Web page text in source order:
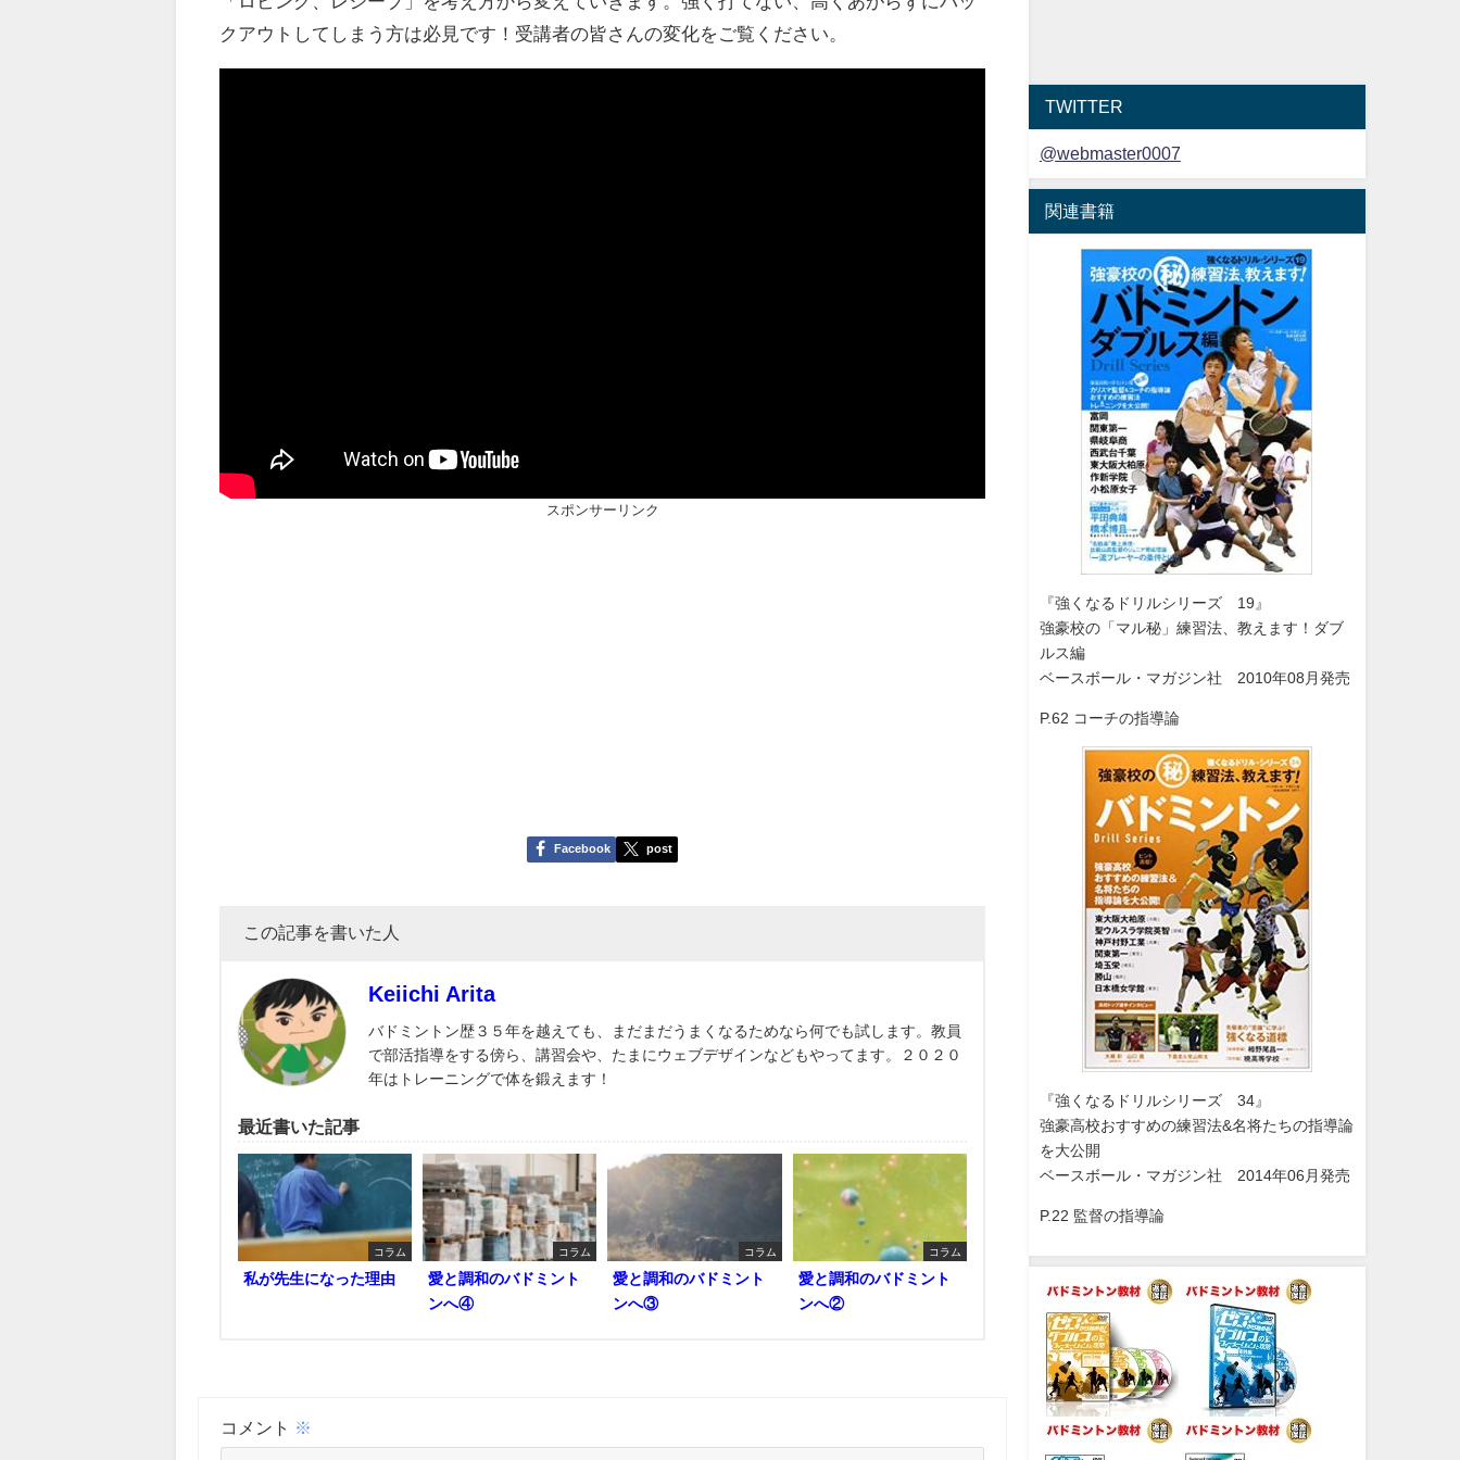
クアウトしてしまう方は必見です！受講者の皆さんの変化をご覧ください。
スポンサーリンク
Facebook post
この記事を書いた人
Keiichi Arita
バドミントン歴３５年を越えても、まだまだうまくなるためなら何でも試します。教員
で部活指導をする傍ら、講習会や、たまにウェブデザインなどもやってます。２０２０
年はトレーニングで体を鍛えます！
最近書いた記事
コラム
私が先生になった理由
コラム
愛と調和のバドミント
ンへ④
コラム
愛と調和のバドミント
ンへ③
コラム
愛と調和のバドミント
ンへ②
コメント ※
TWITTER
@webmaster0007
関連書籍
『強くなるドリルシリーズ 19』
強豪校の「マル秘」練習法、教えます！ダブ
ルス編
ベースボール・マガジン社 2010年08月発売
P.62 コーチの指導論
『強くなるドリルシリーズ 34』
強豪高校おすすめの練習法&名将たちの指導論
を大公開
ベースボール・マガジン社 2014年06月発売
P.22 監督の指導論